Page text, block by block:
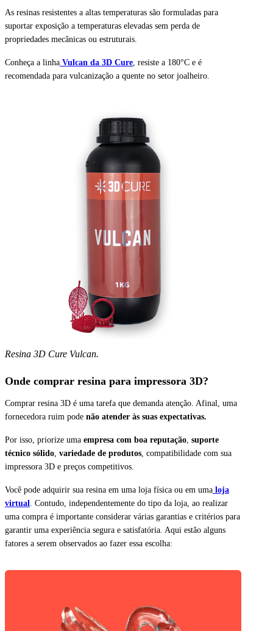
As resinas resistentes a altas temperaturas são formuladas para
suportar exposição a temperaturas elevadas sem perda de
propriedades mecânicas ou estruturais.
Conheça a linha Vulcan da 3D Cure , resiste a 180°C e é
recomendada para vulcanização a quente no setor joalheiro.
Resina 3D Cure Vulcan.
Onde comprar resina para impressora 3D?
Comprar resina 3D é uma tarefa que demanda atenção. Afinal, uma
fornecedora ruim pode não atender às suas expectativas.
Por isso, priorize uma empresa com boa reputação suporte
técnico sólido variedade de produtos , compatibilidade com sua
impressora 3D e preços competitivos.
Você pode adquirir sua resina em uma loja física ou em uma loja
virtual
. Contudo, independentemente do tipo da loja, ao realizar
uma compra é importante considerar várias garantias e critérios para
garantir uma experiência segura e satisfatória. Aqui estão alguns
fatores a serem observados ao fazer essa escolha: